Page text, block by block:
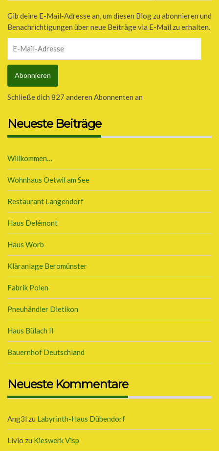
Gib deine E-Mail-Adresse an, um diesen Blog zu abonnieren und
Benachrichtigungen über neue Beiträge via E-Mail zu erhalten.
Mail-
Adresse
Abonnieren
Schließe dich 827 anderen Abonnenten an
Neueste Beiträge
Willkommen…
Wohnhaus Oetwil am See
Restaurant Langendorf
Haus Delémont
Haus Worb
Kläranlage Beromünster
Fabrik Polen
Pneuhändler Dietikon
Haus Bülach II
Bauernhof Deutschland
Neueste Kommentare
Ang3l zu Labyrinth-Haus Dübendorf
Livio zu Kieswerk Visp